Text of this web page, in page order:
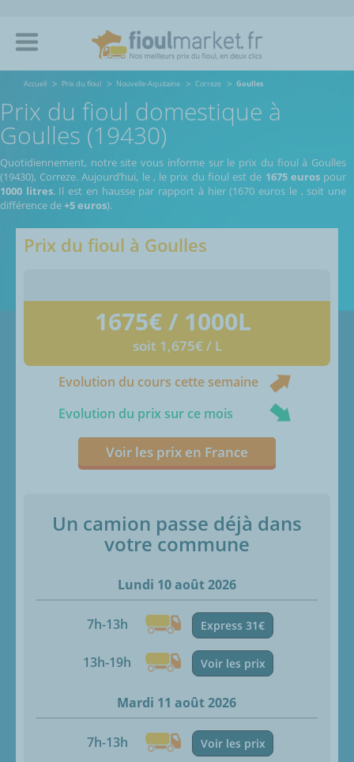
Accueil Prix du fioul Nouvelle-Aquitaine Correze Goulles
Prix du fioul domestique à
Goulles (19430)
Quotidiennement, notre site vous informe sur le prix du fioul à Goulles
(19430), Correze.Aujourd’hui, le , le prix du fioul est de 1675 eurospour
1000 litres. Il est en hausse par rapport à hier (1670 euros le , soit une
différence de+5 euros).
Prix du fioul à Goulles
1675€ / 1000L
soit 1,675€ / L
Evolution du cours cette semaine
Evolution du prix sur ce mois
Voir les prix en France
Un camion passe déjà dans
votre commune
Lundi 10 août 2026
7h-13h Express 31€
13h-19h Voir les prix
Mardi 11 août 2026
7h-13h Voir les prix